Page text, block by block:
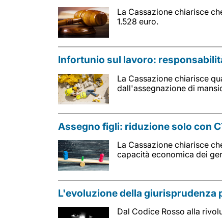
La Cassazione chiarisce
1.528 euro.
Infortunio sul lavoro:
La Cassazione chiarisce
dall'assegnazione di
Assegno figli: riduzione solo con
La Cassazione chiarisce
capacità economica dei
L'evoluzione della giurisprudenza
Dal Codice Rosso alla